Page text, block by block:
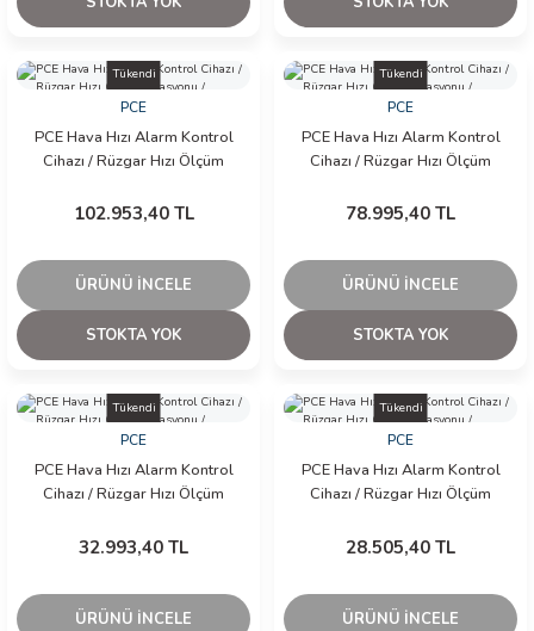
Tükendi
PCE
PCE Hava Hızı Alarm Kontrol
Cihazı / Rüzgar Hızı Ölçüm
102.953,40 TL
ÜRÜNÜ İNCELE
STOKTA YOK
Tükendi
PCE
PCE Hava Hızı Alarm Kontrol
Cihazı / Rüzgar Hızı Ölçüm
78.995,40 TL
ÜRÜNÜ İNCELE
STOKTA YOK
Tükendi
PCE
PCE Hava Hızı Alarm Kontrol
Cihazı / Rüzgar Hızı Ölçüm
32.993,40 TL
ÜRÜNÜ İNCELE
Tükendi
PCE
PCE Hava Hızı Alarm Kontrol
Cihazı / Rüzgar Hızı Ölçüm
28.505,40 TL
ÜRÜNÜ İNCELE